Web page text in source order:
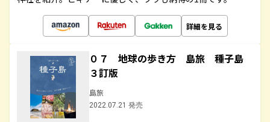
詳細を見る
０７ 地球の歩き方 島旅 種子島
３訂版
島旅
2022.07.21 発売